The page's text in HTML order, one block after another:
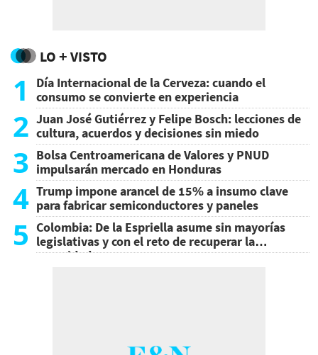
LO + VISTO
1
Día Internacional de la Cerveza: cuando el
consumo se convierte en experiencia
2 Juan José Gutiérrez y Felipe Bosch: lecciones de
cultura, acuerdos y decisiones sin miedo
3 Bolsa Centroamericana de Valores y PNUD
impulsarán mercado en Honduras
4 Trump impone arancel de 15% a insumo clave
para fabricar semiconductores y paneles
5 Colombia: De la Espriella asume sin mayorías
legislativas y con el reto de recuperar la
seguridad